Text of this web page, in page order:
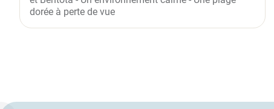
dorée à perte de vue